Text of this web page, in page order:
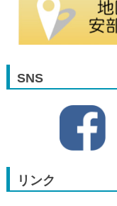
SNS
リンク